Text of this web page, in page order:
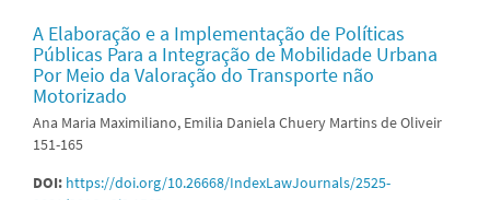
A Elaboração e a Implementação de Políticas
Públicas Para a Integração de Mobilidade Urbana
Por Meio da Valoração do Transporte não
Motorizado
Ana Maria Maximiliano, Emilia Daniela Chuery Martins de Oliveir
151-165
DOI: https://doi.org/10.26668/IndexLawJournals/2525-